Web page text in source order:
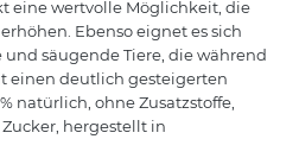
eine wertvolle Möglichkeit, die
Ebenso eignet es sich
säugende Tiere, die während
einen deutlich gesteigerten
natürlich, ohne Zusatzstoffe,
hergestellt in